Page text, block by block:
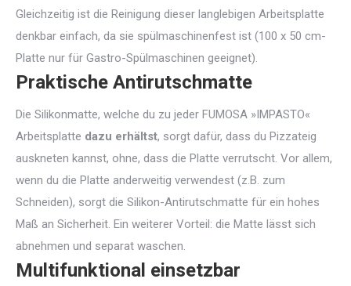
Gleichzeitig ist die Reinigung dieser langlebigen Arbeitsplatte
denkbar einfach, da sie spülmaschinenfest ist (100 x 50 cm-
Platte nur für Gastro-Spülmaschinen geeignet).
Praktische Antirutschmatte
Die Silikonmatte, welche du zu jeder FUMOSA »IMPASTO«
Arbeitsplatte dazu erhältst, sorgt dafür, dass du Pizzateig
auskneten kannst, ohne, dass die Platte verrutscht. Vor allem,
wenn du die Platte anderweitig verwendest (z.B. zum
Schneiden), sorgt die Silikon-Antirutschmatte für ein hohes
Maß an Sicherheit. Ein weiterer Vorteil: die Matte lässt sich
abnehmen und separat waschen.
Multifunktional einsetzbar